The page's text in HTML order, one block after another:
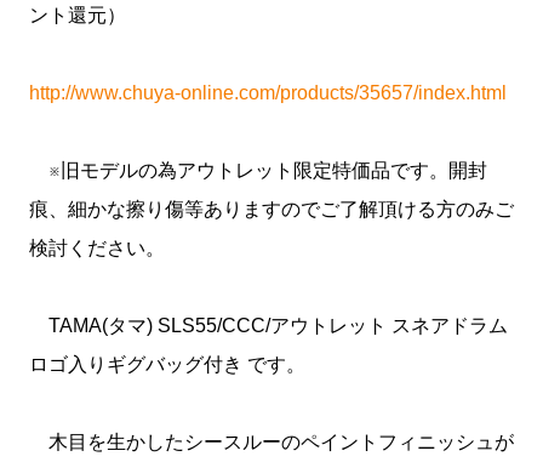
ント還元）
http://www.chuya-online.com/products/35657/index.html
※旧モデルの為アウトレット限定特価品です。開封
痕、細かな擦り傷等ありますのでご了解頂ける方のみご
検討ください。
TAMA(タマ) SLS55/CCC/アウトレット スネアドラム
ロゴ入りギグバッグ付き です。
木目を生かしたシースルーのペイントフィニッシュが